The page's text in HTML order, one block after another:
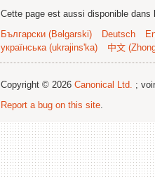
Cette page est aussi disponible dans
Български (Bəlgarski)
Deutsch
українська (ukrajins'ka)
中文
Copyright © 2026 Canonical Ltd. ; voir
Report a bug on this site.